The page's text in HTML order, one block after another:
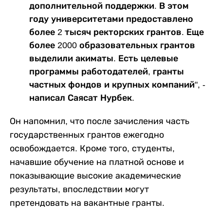
дополнительной поддержки. В этом
году университетами предоставлено
более 2 тысяч ректорских грантов. Еще
более 2000 образовательных грантов
выделили акиматы. Есть целевые
программы работодателей, гранты
частных фондов и крупных компаний", -
написал Саясат Нурбек.
Он напомнил, что после зачисления часть
государственных грантов ежегодно
освобождается. Кроме того, студенты,
начавшие обучение на платной основе и
показывающие высокие академические
результаты, впоследствии могут
претендовать на вакантные гранты.